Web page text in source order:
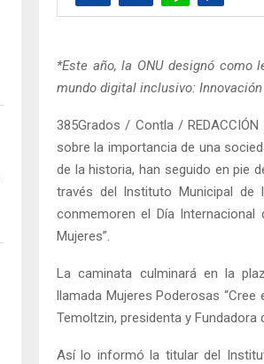
*Este año, la ONU designó como
mundo digital inclusivo:
385Grados / Contla /
sobre la importancia de una
de la historia, han seguido en pie
través del Instituto Municipal
conmemoren el Día
Mujeres”.
La caminata culminará en la
llamada Mujeres Poderosas
Temoltzin, presidenta y Fundadora
Así lo informó la titular del